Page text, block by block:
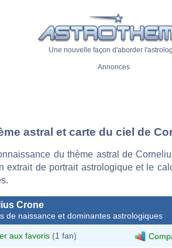
Une nouvelle façon d'aborder
Annonces
astral et carte du ciel de
du thème astral de
extrait de portrait astrologique et le
Crone
de naissance et dominantes astrologiques
aux favoris (1 fan)